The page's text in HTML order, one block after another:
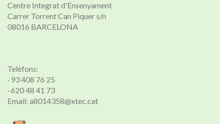
Centre Integrat d'Ensenyament
Carrer Torrent Can Piquer s/n
08016 BARCELONA
Telèfons:
· 93 408 76 25
· 620 48 41 73
Email: a8014358@xtec.cat